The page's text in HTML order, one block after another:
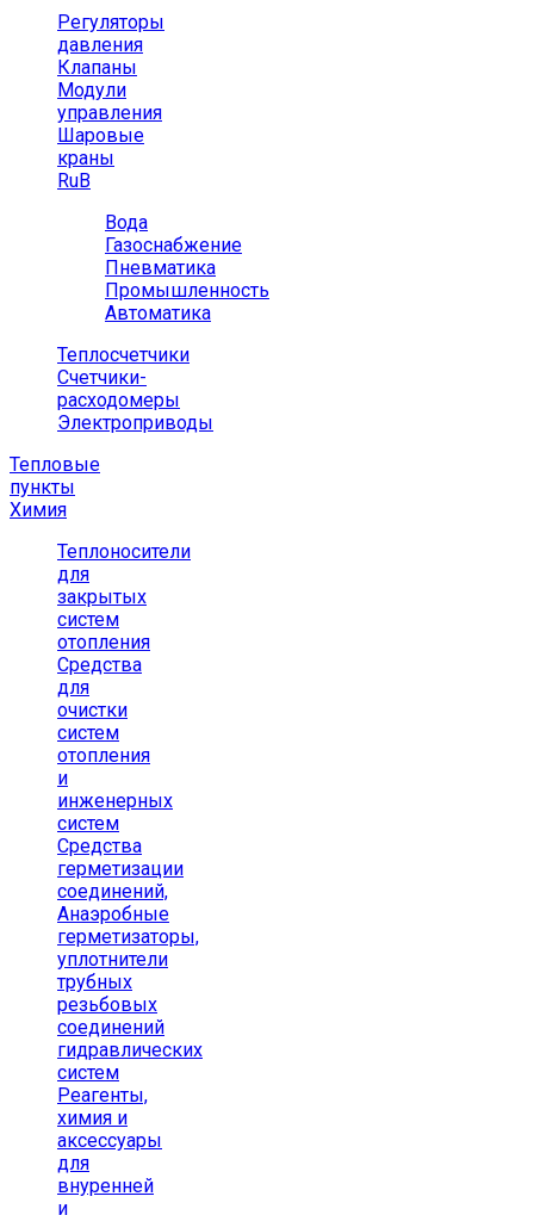
Регуляторы
давления
Клапаны
Модули
управления
Шаровые
краны
RuB
Вода
Газоснабжение
Пневматика
Промышленность
Автоматика
Теплосчетчики
Счетчики-
расходомеры
Электроприводы
Тепловые
пункты
Химия
Теплоносители
для
закрытых
систем
отопления
Средства
для
очистки
систем
отопления
и
инженерных
систем
Средства
герметизации
соединений,
Анаэробные
герметизаторы,
уплотнители
трубных
резьбовых
соединений
гидравлических
систем
Реагенты,
химия и
аксессуары
для
внуренней
и